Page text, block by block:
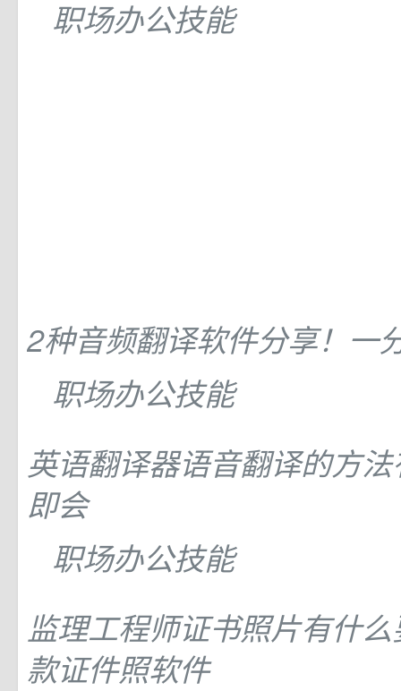
职场办公技能
2种音频翻译软件分享！一
职场办公技能
英语翻译器语音翻译的方
即会
职场办公技能
监理工程师证书照片有什
款证件照软件